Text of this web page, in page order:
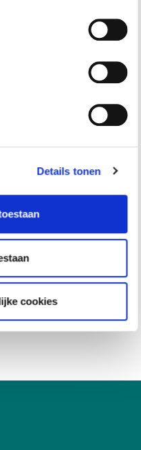
Details tonen
cookies